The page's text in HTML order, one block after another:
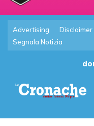
Advertising Disclaimer
Segnala Notizia